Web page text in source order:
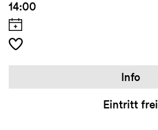
14:00
Info
Eintritt frei